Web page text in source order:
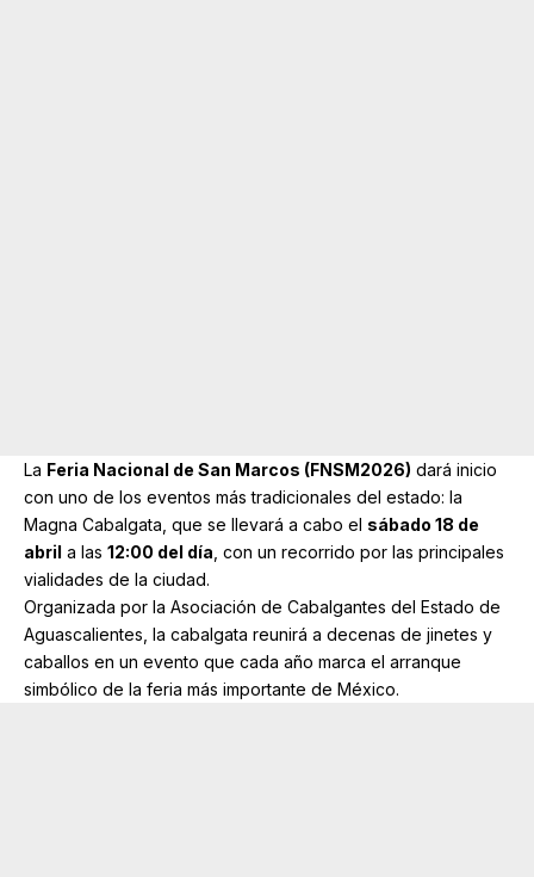
La Feria Nacional de San Marcos (FNSM2026) dará inicio
con uno de los eventos más tradicionales del estado: la
Magna Cabalgata, que se llevará a cabo el sábado 18 de
abril a las 12:00 del día , con un recorrido por las principales
vialidades de la ciudad.
Organizada por la Asociación de Cabalgantes del Estado de
Aguascalientes , la cabalgata reunirá a decenas de jinetes y
caballos en un evento que cada año marca el arranque
simbólico de la feria más importante de México.